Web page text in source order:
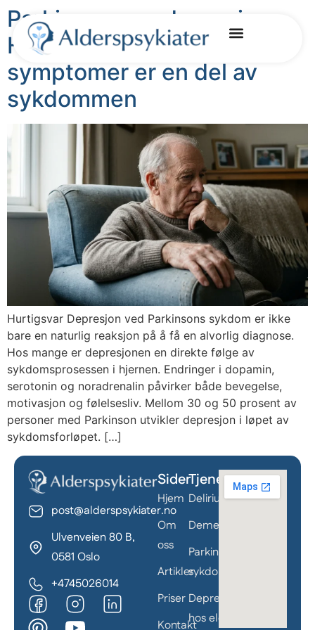
Parkinsons og depresjon:
Hvorfor psykologiske
symptomer er en del av
sykdommen
Hurtigsvar Depresjon ved Parkinsons sykdom er ikke
bare en naturlig reaksjon på å få en alvorlig diagnose.
Hos mange er depresjonen en direkte følge av
sykdomsprosessen i hjernen. Endringer i dopamin,
serotonin og noradrenalin påvirker både bevegelse,
motivasjon og følelsesliv. Mellom 30 og 50 prosent av
personer med Parkinson utvikler depresjon i løpet av
sykdomsforløpet. […]
post@alderspsykiater.no
Ulvenveien 80 B,
0581 Oslo
+4745026014
Sider
Hjem
Om
oss
Artikler
Priser
Kontakt
Tjenester
Delirium
Demens
Parkinson
sykdom
Depresjon
hos eldre
Behandle ditt samtykke
For å gi best mulig opplevelse bruker vi
informasjonskapsler for å lagre eller få tilgang til
enhetsdata. Å nekte samtykke kan begrense enkelte
funksjoner.